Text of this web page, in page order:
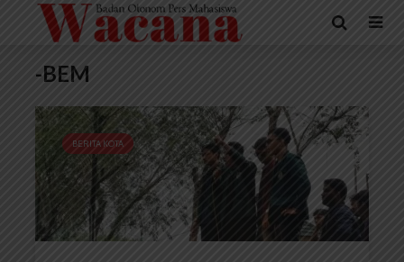
-BEM
BERITA KOTA